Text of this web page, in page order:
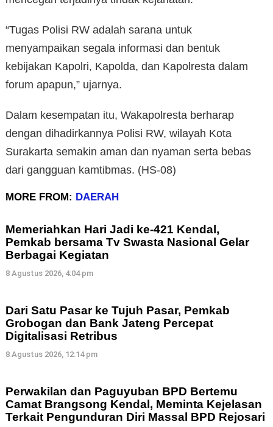
“Tugas Polisi RW adalah sarana untuk
menyampaikan segala informasi dan bentuk
kebijakan Kapolri, Kapolda, dan Kapolresta dalam
forum apapun,” ujarnya.
Dalam kesempatan itu, Wakapolresta berharap
dengan dihadirkannya Polisi RW, wilayah Kota
Surakarta semakin aman dan nyaman serta bebas
dari gangguan kamtibmas. (HS-08)
MORE FROM: DAERAH
Memeriahkan Hari Jadi ke-421 Kendal,
Pemkab bersama Tv Swasta Nasional Gelar
Berbagai Kegiatan
8 Agustus 2026, 4:04 pm
Dari Satu Pasar ke Tujuh Pasar, Pemkab
Grobogan dan Bank Jateng Percepat
Digitalisasi Retribus
8 Agustus 2026, 12:14 pm
Perwakilan dan Paguyuban BPD Bertemu
Camat Brangsong Kendal, Meminta Kejelasan
Terkait Pengunduran Diri Massal BPD Rejosari